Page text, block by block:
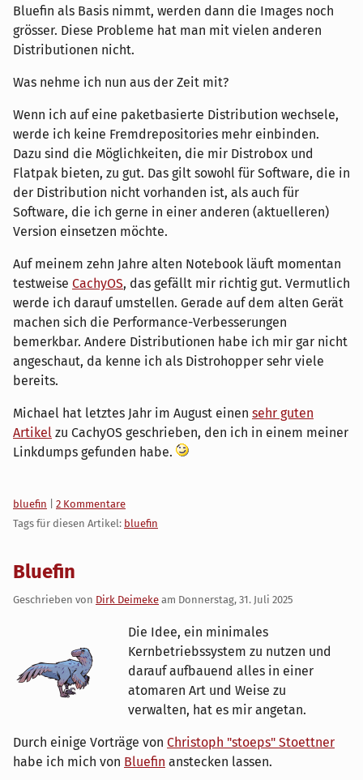
Bluefin als Basis nimmt, werden dann die Images noch
grösser. Diese Probleme hat man mit vielen anderen
Distributionen nicht.
Was nehme ich nun aus der Zeit mit?
Wenn ich auf eine paketbasierte Distribution wechsele,
werde ich keine Fremdrepositories mehr einbinden.
Dazu sind die Möglichkeiten, die mir Distrobox und
Flatpak bieten, zu gut. Das gilt sowohl für Software, die in
der Distribution nicht vorhanden ist, als auch für
Software, die ich gerne in einer anderen (aktuelleren)
Version einsetzen möchte.
Auf meinem zehn Jahre alten Notebook läuft momentan
testweise CachyOS, das gefällt mir richtig gut. Vermutlich
werde ich darauf umstellen. Gerade auf dem alten Gerät
machen sich die Performance-Verbesserungen
bemerkbar. Andere Distributionen habe ich mir gar nicht
angeschaut, da kenne ich als Distrohopper sehr viele
bereits.
Michael hat letztes Jahr im August einen sehr guten
Artikel zu CachyOS geschrieben, den ich in einem meiner
Linkdumps gefunden habe.
Kategorien:
bluefin
2 Kommentare
Tags für diesen Artikel: bluefin
Bluefin
Geschrieben von Dirk Deimeke am Donnerstag, 31. Juli 2025
Die Idee, ein minimales
Kernbetriebssystem zu nutzen und
darauf aufbauend alles in einer
atomaren Art und Weise zu
verwalten, hat es mir angetan.
Durch einige Vorträge von Christoph "stoeps" Stoettner
habe ich mich von Bluefin anstecken lassen.